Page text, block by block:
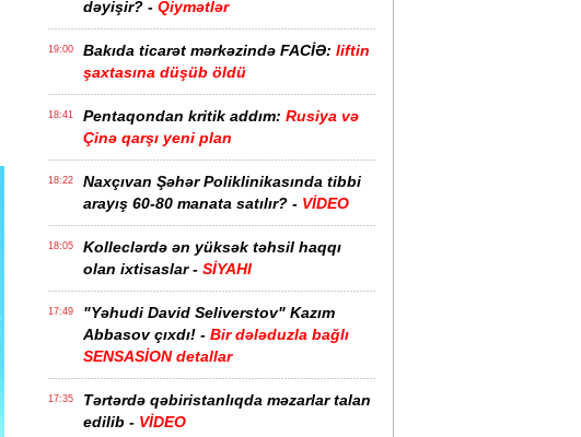
dəyişir? - Qiymətlər
19:00 Bakıda ticarət mərkəzində FACİƏ: liftin
şaxtasına düşüb öldü
18:41 Pentaqondan kritik addım: Rusiya və
Çinə qarşı yeni plan
18:22
Naxçıvan Şəhər Poliklinikasında tibbi
arayış 60-80 manata satılır? - VİDEO
18:05
Kolleclərdə ən yüksək təhsil haqqı
olan ixtisaslar - SİYAHI
17:49
"Yəhudi David Seliverstov" Kazım
Abbasov çıxdı! - Bir dələduzla bağlı
SENSASİON detallar
17:35
Tərtərdə qəbiristanlıqda məzarlar talan
edilib - VİDEO